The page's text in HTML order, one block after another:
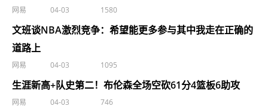
网易 04-03 1580
文班谈NBA激烈竞争：希望能更多参与其中我走在正确的
道路上
网易 04-03 1095
生涯新高+队史第二！布伦森全场空砍61分4篮板6助攻
网易 04-03 746